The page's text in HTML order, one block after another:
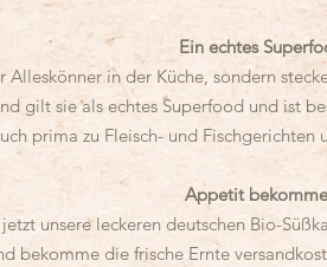
Ein echtes
in der Küche, sondern
gilt sie als echtes Superfood und ist
prima zu Fleisch- und
Appetit
unsere leckeren deutschen Bio-
bekomme die frische Ernte